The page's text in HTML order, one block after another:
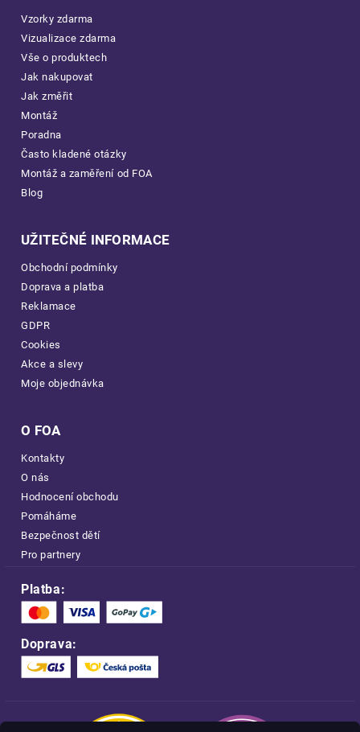
Vzorky zdarma
Vizualizace zdarma
Vše o produktech
Jak nakupovat
Jak změřit
Montáž
Poradna
Často kladené otázky
Montáž a zaměření od FOA
Blog
UŽITEČNÉ INFORMACE
Obchodní podmínky
Doprava a platba
Reklamace
GDPR
Cookies
Akce a slevy
Moje objednávka
O FOA
Kontakty
O nás
Hodnocení obchodu
Pomáháme
Bezpečnost dětí
Pro partnery
Platba:
Doprava: